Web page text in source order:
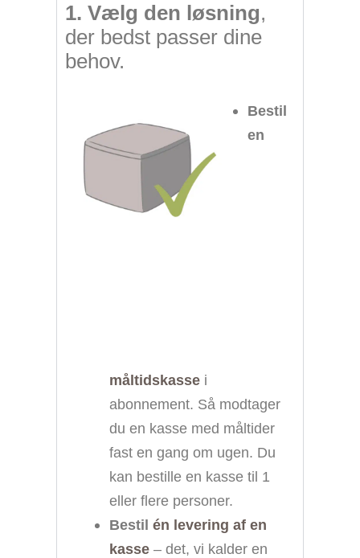
1. Vælg den løsning,
der bedst passer dine
behov.
Bestil
en
måltidskasse i
abonnement. Så modtager
du en kasse med måltider
fast en gang om ugen. Du
kan bestille en kasse til 1
eller flere personer.
Bestil én levering af en
kasse – det, vi kalder en